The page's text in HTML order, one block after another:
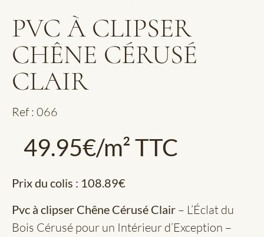
PVC À CLIPSER
CHÊNE CÉRUSÉ
CLAIR
Ref : 066
49.95€/m² TTC
Prix du colis : 108.89€
Pvc à clipser Chêne Cérusé Clair – L’Éclat du
Bois Cérusé pour un Intérieur d’Exception –